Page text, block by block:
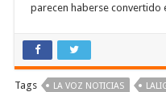
parecen haberse convertido
Tags LA VOZ NOTICIAS